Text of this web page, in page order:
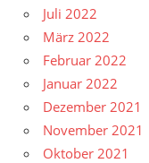
Juli 2022
März 2022
Februar 2022
Januar 2022
Dezember 2021
November 2021
Oktober 2021